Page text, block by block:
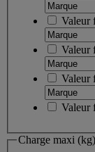
Valeur
Valeur
Valeur
Valeur
Charge maxi (kg)